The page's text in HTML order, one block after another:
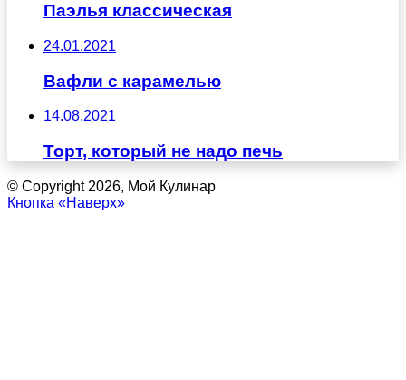
Паэлья классическая
24.01.2021
Вафли с карамелью
14.08.2021
Торт, который не надо печь
© Copyright 2026, Мой Кулинар
Кнопка «Наверх»